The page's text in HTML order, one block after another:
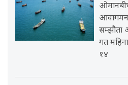
आवागमन
सम्झौता
गत
१४